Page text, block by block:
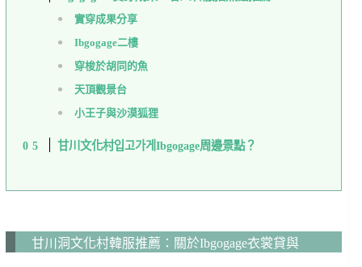
實穿成果分享
Ibgogage二樓
穿梭於胡同的魚
天頂觀景台
小王子與沙漠狐狸
甘川文化村입고가게Ibgogage周邊景點？
甘川洞文化村韓服推薦：關於Ibgogage衣裳貸與